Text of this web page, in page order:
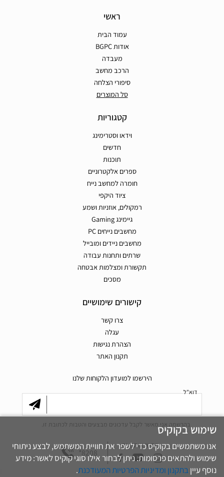
ראשי
עמוד הבית
אודות BGPC
מעבדה
הרכב מחשב
סיפורי הצלחה
סל המוצרים
קטגוריות
וידאו וסטרימינג
חדשים
תוכנות
ספרים אלקטרוניים
חומרה למחשב נייח
ציוד היקפי
רמקולים, אוזניות ושמע
גיימינג Gaming
מחשבים נייחים PC
מחשבים ניידים ומובייל
שרתים ותחנות עבודה
תקשורת ומצלמות אבטחה
מסכים
קישורים שימושיים
צרו קשר
עגלה
הצהרת נגישות
תקנון האתר
הירשמו למועדון הלקוחות שלנו
דוא"ל
בהרשמה אני מאשר לקבל עדכונים מבצעים והטבות לכתובת זו.
חפשו אותנו גם
*8208
שימוש בקוקיס
אנו משתמשים בקוקיס כדי לשפר את חוויית המשתמש, לבצע ניתוחי
שימוש ולהתאים פרסומות. ניתן לבחור אילו סוגי קוקיס לאשר: מידע
נוסף עייןבתקנון ומדיניות הפרטיות המעודכנת.